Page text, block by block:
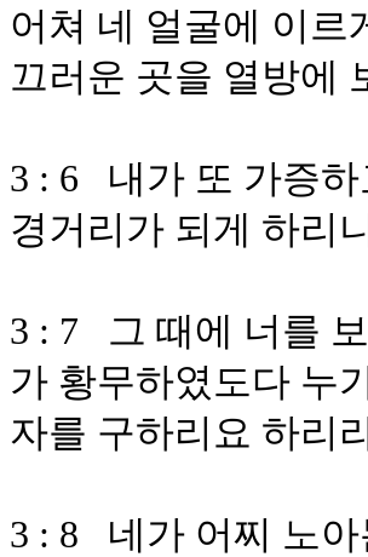
어쳐 네 얼굴에 이르
끄러운 곳을 열방에
3 : 6 내가 또 가증하
경거리가 되게 하리니
3 : 7 그 때에 너를
가 황무하였도다 누
자를 구하리요 하리
3 : 8 네가 어찌 노아